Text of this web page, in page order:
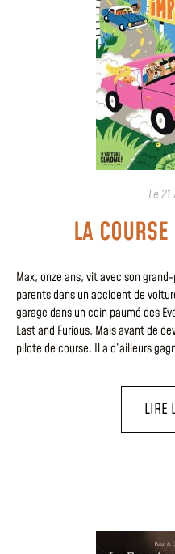
Le21
LA
Max, onze ans, vit avec son
parents dans un accident de
garage dans un coin paumé des
Last and Furious. Mais avant de
pilote de course. Il a d’ailleurs
LIRE